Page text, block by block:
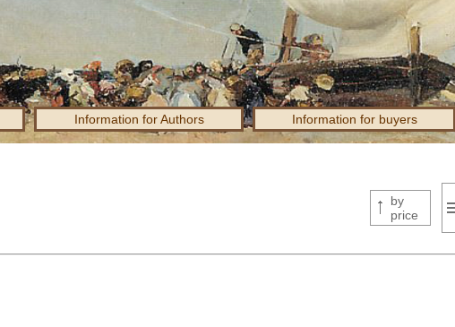
Information for Authors Information for buyers
by
price